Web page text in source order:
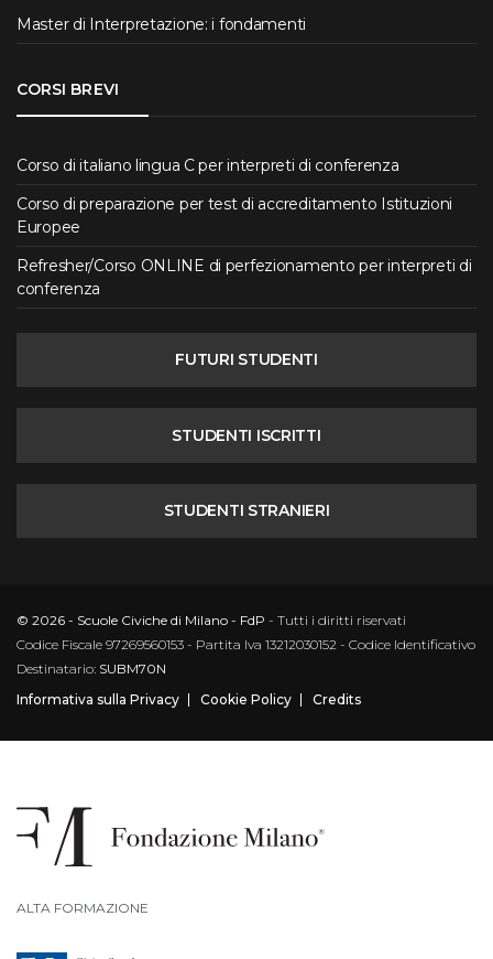
Master di Interpretazione: i fondamenti
CORSI BREVI
Corso di italiano lingua C per interpreti di conferenza
Corso di preparazione per test di accreditamento Istituzioni
Europee
Refresher/Corso ONLINE di perfezionamento per interpreti di
conferenza
FUTURI STUDENTI
STUDENTI ISCRITTI
STUDENTI STRANIERI
© 2026 - Scuole Civiche di Milano - FdP - Tutti i diritti riservati
Codice Fiscale 97269560153 - Partita Iva 13212030152 - Codice Identificativo
Destinatario: SUBM70N
Informativa sulla Privacy
Cookie Policy Credits
ALTA FORMAZIONE